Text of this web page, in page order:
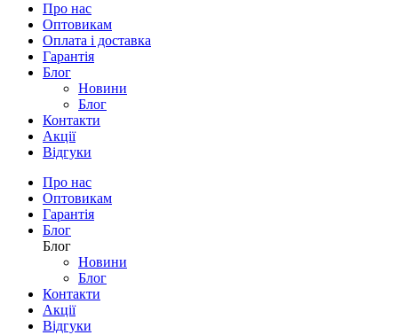
Про нас
Оптовикам
Оплата і доставка
Гарантія
Блог
Новини
Блог
Контакти
Акції
Відгуки
Про нас
Оптовикам
Гарантія
Блог
Блог
Новини
Блог
Контакти
Акції
Відгуки